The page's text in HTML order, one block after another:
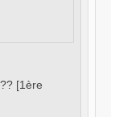
[1ère